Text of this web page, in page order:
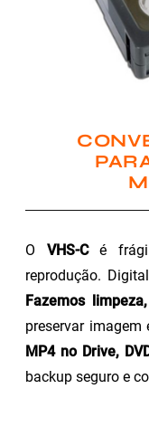
O VHS-Cé frágil
reprodução.
Fazemos
preservar imagem
MP4 no Drive,
backup seguro e